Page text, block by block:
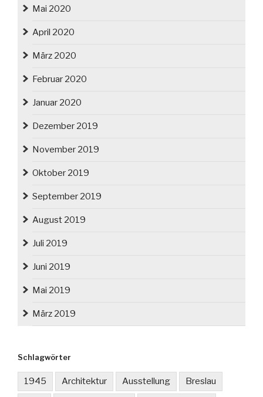
Mai 2020
April 2020
März 2020
Februar 2020
Januar 2020
Dezember 2019
November 2019
Oktober 2019
September 2019
August 2019
Juli 2019
Juni 2019
Mai 2019
März 2019
Schlagwörter
1945 Architektur Ausstellung Breslau